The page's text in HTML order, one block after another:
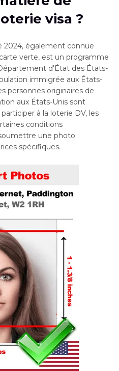
génération une
visa ?
2024, également connue
verte, est un programme
d'État des États-
immigrée aux États-
personnes originaires de
aux États-Unis sont
à la loterie DV, les
conditions
une photo
spécifiques.